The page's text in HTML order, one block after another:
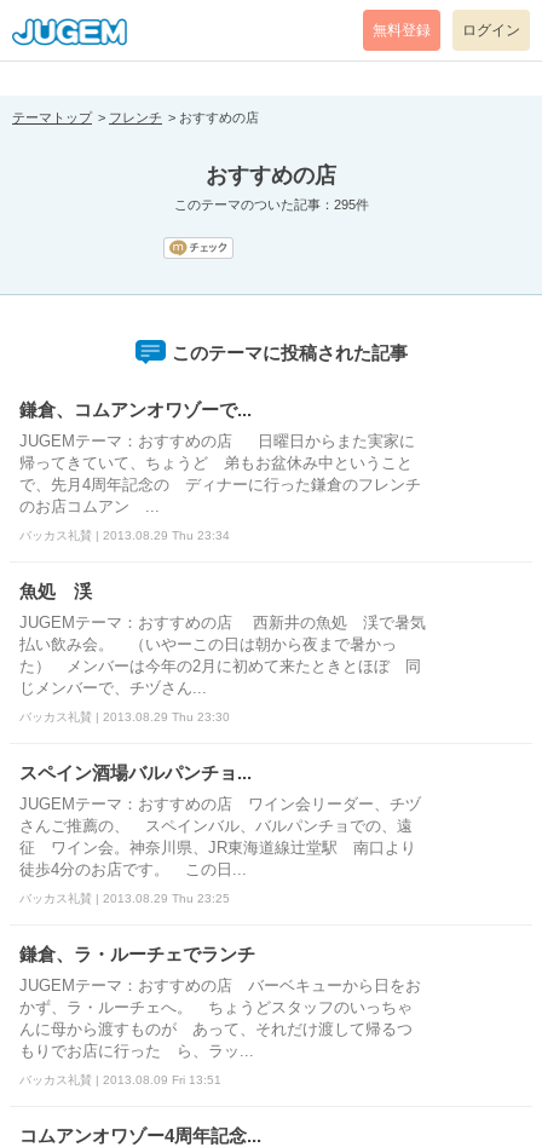
[pear_error: message="Success" code=0 mode=return level=notice
prefix="" info=""]
無料登録 ログイン
テーマトップ フレンチ おすすめの店
おすすめの店
このテーマのついた記事：295件
このテーマに投稿された記事
鎌倉、コムアンオワゾーで...
JUGEMテーマ：おすすめの店 日曜日からまた実家に
帰ってきていて、ちょうど 弟もお盆休み中ということ
で、先月4周年記念の ディナーに行った鎌倉のフレンチ
のお店コムアン ...
バッカス礼賛 | 2013.08.29 Thu 23:34
魚処 渓
JUGEMテーマ：おすすめの店 西新井の魚処 渓で暑気
払い飲み会。 （いやーこの日は朝から夜まで暑かっ
た） メンバーは今年の2月に初めて来たときとほぼ 同
じメンバーで、チヅさん...
バッカス礼賛 | 2013.08.29 Thu 23:30
スペイン酒場バルパンチョ...
JUGEMテーマ：おすすめの店 ワイン会リーダー、チヅ
さんご推薦の、 スペインバル、バルパンチョでの、遠
征 ワイン会。神奈川県、JR東海道線辻堂駅 南口より
徒歩4分のお店です。 この日...
バッカス礼賛 | 2013.08.29 Thu 23:25
鎌倉、ラ・ルーチェでランチ
JUGEMテーマ：おすすめの店 バーベキューから日をお
かず、ラ・ルーチェへ。 ちょうどスタッフのいっちゃ
んに母から渡すものが あって、それだけ渡して帰るつ
もりでお店に行った ら、ラッ...
バッカス礼賛 | 2013.08.09 Fri 13:51
コムアンオワゾー4周年記念...